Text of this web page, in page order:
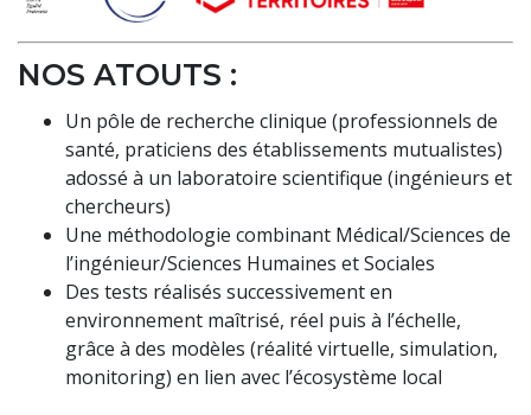
NOS ATOUTS :
Un pôle de recherche clinique (professionnels de
santé, praticiens des établissements mutualistes)
adossé à un laboratoire scientifique (ingénieurs et
chercheurs)
Une méthodologie combinant Médical/Sciences de
l’ingénieur/Sciences Humaines et Sociales
Des tests réalisés successivement en
environnement maîtrisé, réel puis à l’échelle,
grâce à des modèles (réalité virtuelle, simulation,
monitoring) en lien avec l’écosystème local